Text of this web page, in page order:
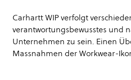
Carhartt WIP verfolgt
verantwortungsbewusstes und
Unternehmen zu sein. Einen
Massnahmen der Workwear-